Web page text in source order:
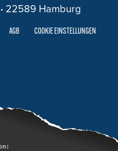
· 22589 Hamburg
AGB COOKIE EINSTELLUNGEN